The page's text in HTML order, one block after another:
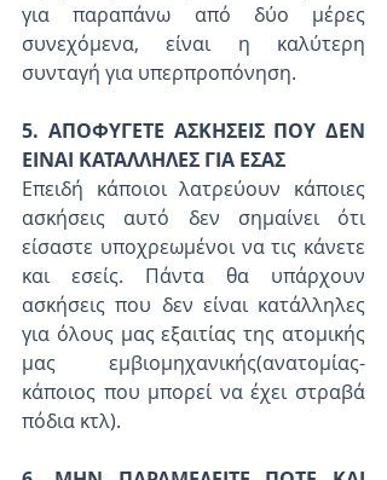
για παραπάνω από δύο μέρες
συνεχόμενα, είναι η καλύτερη
συνταγή για υπερπροπόνηση.
5. ΑΠΟΦΥΓΕΤΕ ΑΣΚΗΣΕΙΣ ΠΟΥ ΔΕΝ
ΕΙΝΑΙ ΚΑΤΑΛΛΗΛΕΣ ΓΙΑ ΕΣΑΣ
Επειδή κάποιοι λατρεύουν κάποιες
ασκήσεις αυτό δεν σημαίνει ότι
είσαστε υποχρεωμένοι να τις κάνετε
και εσείς. Πάντα θα υπάρχουν
ασκήσεις που δεν είναι κατάλληλες
για όλους μας εξαιτίας της ατομικής
μας εμβιομηχανικής(ανατομίας-
κάποιος που μπορεί να έχει στραβά
πόδια κτλ).